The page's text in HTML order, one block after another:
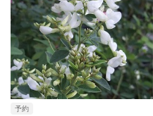
予約